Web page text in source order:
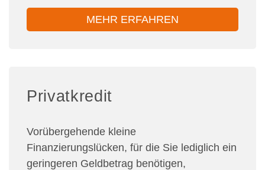
MEHR ERFAHREN
Privatkredit
Vorübergehende kleine
Finanzierungslücken, für die Sie lediglich ein
geringeren Geldbetrag benötigen,